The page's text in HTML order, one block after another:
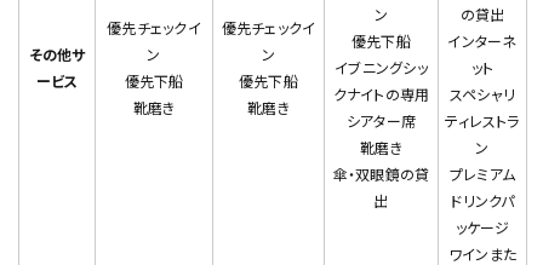
その他サ
ービス
優先チェックイ
ン
優先下船
靴磨き
優先チェックイ
ン
優先下船
靴磨き
ン
優先下船
イブニングシッ
クナイトの専用
シアター席
靴磨き
傘・双眼鏡の貸
出
の貸出
インターネ
ット
スペシャリ
ティレストラ
ン
プレミアム
ドリンクパ
ッケージ
ワインまた